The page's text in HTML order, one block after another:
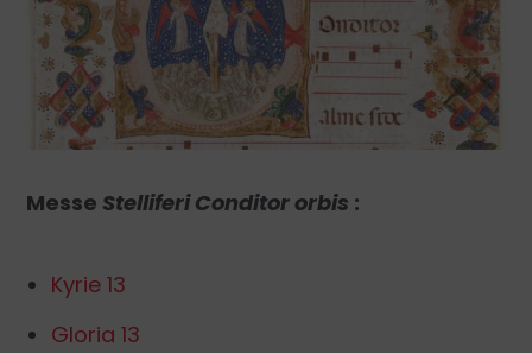
Messe Stelliferi Conditor orbis :
Kyrie 13
Gloria 13